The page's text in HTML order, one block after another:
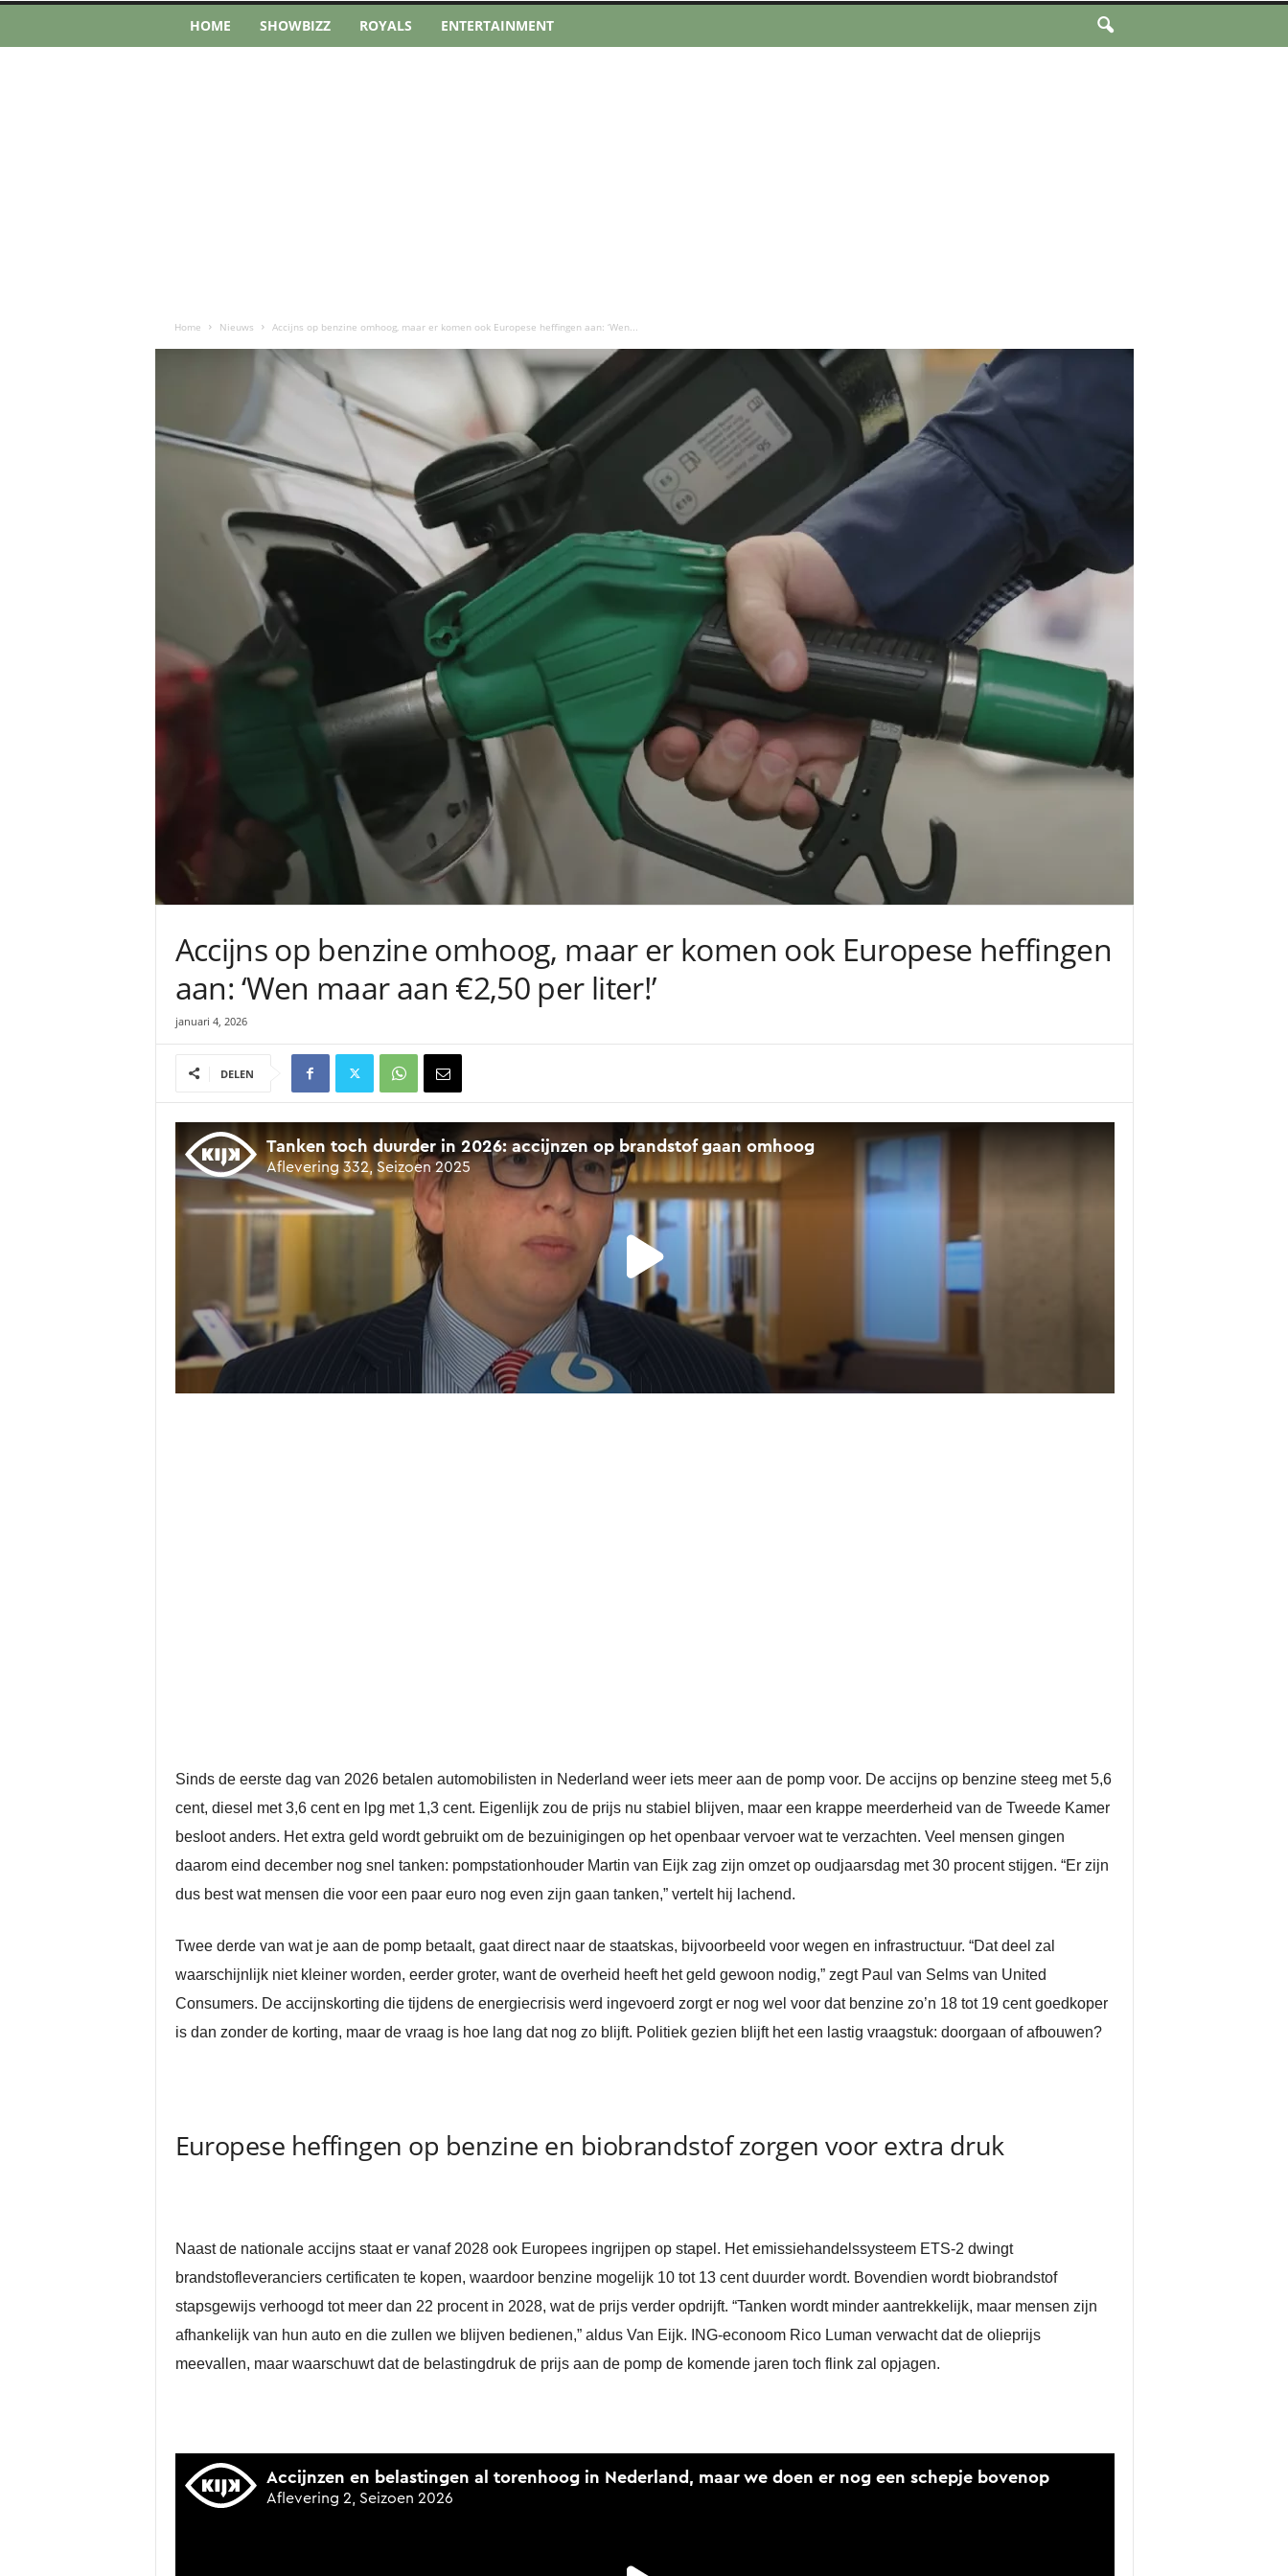
HOME SHOWBIZZ ROYALS ENTERTAINMENT
Home Nieuws Accijns op benzine omhoog, maar er komen ook Europese heffingen aan: ‘Wen...
Accijns op benzine omhoog, maar er komen ook Europese heffingen
aan: ‘Wen maar aan €2,50 per liter!’
januari 4, 2026
DELEN
Sinds de eerste dag van 2026 betalen automobilisten in Nederland weer iets meer aan de pomp voor. De accijns op benzine steeg met 5,6
cent, diesel met 3,6 cent en lpg met 1,3 cent. Eigenlijk zou de prijs nu stabiel blijven, maar een krappe meerderheid van de Tweede Kamer
besloot anders. Het extra geld wordt gebruikt om de bezuinigingen op het openbaar vervoer wat te verzachten. Veel mensen gingen
daarom eind december nog snel tanken: pompstationhouder Martin van Eijk zag zijn omzet op oudjaarsdag met 30 procent stijgen. “Er zijn
dus best wat mensen die voor een paar euro nog even zijn gaan tanken,” vertelt hij lachend.
Twee derde van wat je aan de pomp betaalt, gaat direct naar de staatskas, bijvoorbeeld voor wegen en infrastructuur. “Dat deel zal
waarschijnlijk niet kleiner worden, eerder groter, want de overheid heeft het geld gewoon nodig,” zegt Paul van Selms van United
Consumers. De accijnskorting die tijdens de energiecrisis werd ingevoerd zorgt er nog wel voor dat benzine zo’n 18 tot 19 cent goedkoper
is dan zonder de korting, maar de vraag is hoe lang dat nog zo blijft. Politiek gezien blijft het een lastig vraagstuk: doorgaan of afbouwen?
Europese heffingen op benzine en biobrandstof zorgen voor extra druk
Naast de nationale accijns staat er vanaf 2028 ook Europees ingrijpen op stapel. Het emissiehandelssysteem ETS-2 dwingt
brandstofleveranciers certificaten te kopen, waardoor benzine mogelijk 10 tot 13 cent duurder wordt. Bovendien wordt biobrandstof
stapsgewijs verhoogd tot meer dan 22 procent in 2028, wat de prijs verder opdrijft. “Tanken wordt minder aantrekkelijk, maar mensen zijn
afhankelijk van hun auto en die zullen we blijven bedienen,” aldus Van Eijk. ING-econoom Rico Luman verwacht dat de olieprijs
meevallen, maar waarschuwt dat de belastingdruk de prijs aan de pomp de komende jaren toch flink zal opjagen.